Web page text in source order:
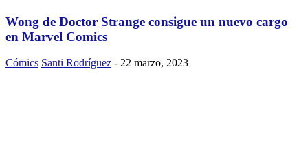
Wong de Doctor Strange consigue un nuevo cargo
en Marvel Comics
Cómics Santi Rodríguez - 22 marzo, 2023